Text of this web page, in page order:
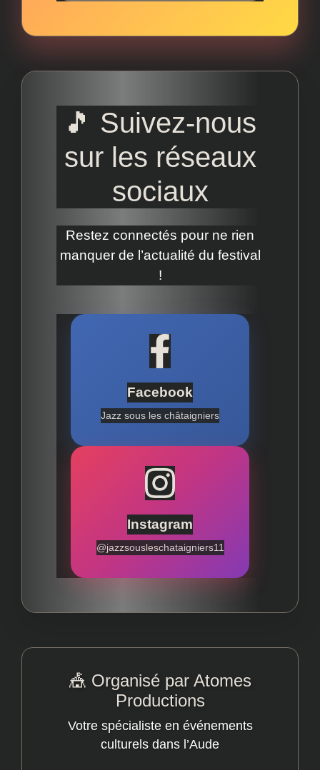
🎵 Suivez-nous
sur les réseaux
sociaux
Restez connectés pour ne rien
manquer de l’actualité du festival
!
Facebook
Jazz sous les châtaigniers
Instagram
@jazzsousleschataigniers11
🎪 Organisé par Atomes
Productions
Votre spécialiste en événements
culturels dans l’Aude